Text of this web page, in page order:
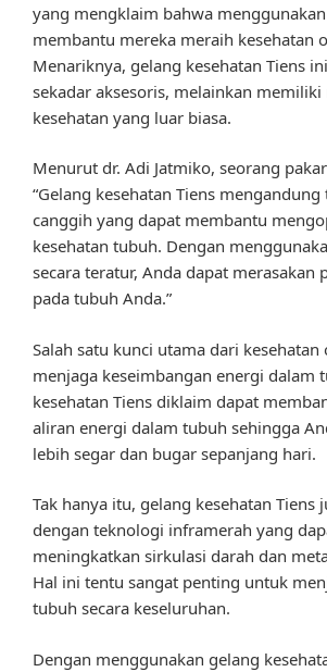
yang mengklaim bahwa
membantu mereka meraih kesehatan
Menariknya, gelang kesehatan Tiens
sekadar aksesoris, melainkan memiliki
kesehatan yang luar biasa.
Menurut dr. Adi Jatmiko, seorang
“Gelang kesehatan Tiens
canggih yang dapat membantu
kesehatan tubuh. Dengan
secara teratur, Anda dapat merasakan
pada tubuh Anda.”
Salah satu kunci utama dari
menjaga keseimbangan energi dalam
kesehatan Tiens diklaim dapat
aliran energi dalam tubuh sehingga
lebih segar dan bugar sepanjang hari.
Tak hanya itu, gelang kesehatan Tiens
dengan teknologi inframerah yang
meningkatkan sirkulasi darah dan
Hal ini tentu sangat penting untuk
tubuh secara keseluruhan.
Dengan menggunakan gelang